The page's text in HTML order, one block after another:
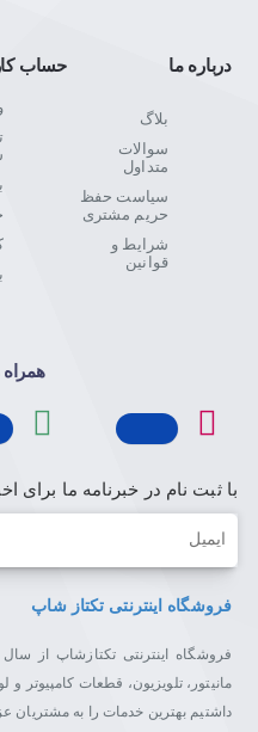
درباره ما
بلاگ
سوالات
متداول
سیاست حفظ
حریم مشتری
شرایط و
قوانین
حساب
همراه
با ثبت نام در خبرنامه ما برای
ایمیل
فروشگاه اینترنتی تکتاز شاپ
مانیتور، تلویزیون، قطعات کامپیوتر
داشتیم بهترین خدمات را به مشتریان